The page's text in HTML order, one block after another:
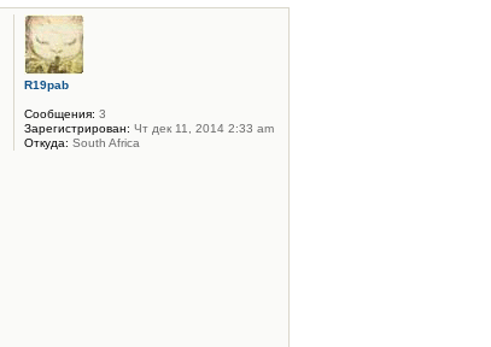
R19pab
Сообщения: 3
Зарегистрирован: Чт дек 11, 2014 2:33 am
Откуда: South Africa